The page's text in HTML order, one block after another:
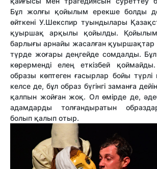
Бұл жолғы қойылым ерекше болды
өйткені У.Шекспир туындылары
қуыршақ арқылы қойылды. Қойылым
барлығы арнайы жасалған
түрде жоғары деңгейде сомдалды. Бұл
көрерменді елең еткізбей
обpaзы көптеген ғасырлар бойы түрлі
келсе де, бұл образ бүгінгі заманға
қалпын жойған жоқ. Ол өмірде де,
адамдарды толғандыратын
болып қалып отыр.